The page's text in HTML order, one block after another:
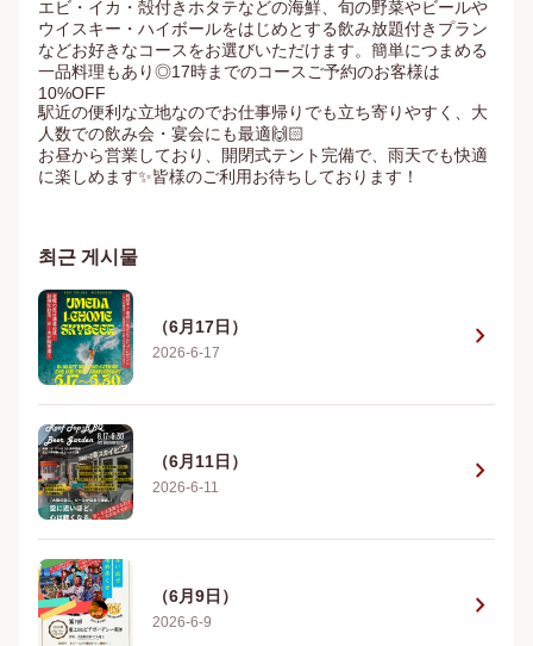
エビ・イカ・殻付きホタテなどの海鮮、旬の野菜やビールや
ウイスキー・ハイボールをはじめとする飲み放題付きプラン
などお好きなコースをお選びいただけます。簡単につまめる
一品料理もあり◎17時までのコースご予約のお客様は
10%OFF
駅近の便利な立地なのでお仕事帰りでも立ち寄りやすく、大
人数での飲み会・宴会にも最適🙌🏻
お昼から営業しており、開閉式テント完備で、雨天でも快適
に楽しめます✨皆様のご利用お待ちしております！
최근 게시물
（6月17日）
2026-6-17 chevron_right
（6月11日）
2026-6-11 chevron_right
（6月9日）
2026-6-9 chevron_right